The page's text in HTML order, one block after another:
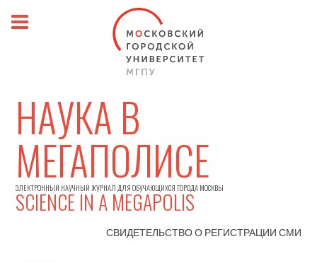
НАУКА В
МЕГАПОЛИСЕ
ЭЛЕКТРОННЫЙ НАУЧНЫЙ ЖУРНАЛ ДЛЯ ОБУЧАЮЩИХСЯ ГОРОДА МОСКВЫ
SCIENCE IN A MEGAPOLIS
СВИДЕТЕЛЬСТВО О РЕГИСТРАЦИИСМИ